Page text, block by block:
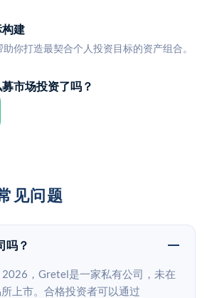
建
你打造最契合个人投资目标的资产组合。
市场投资了吗？
见问题
吗？
，Gretel是一家私有公司，未在
上市。合格投资者可以通过